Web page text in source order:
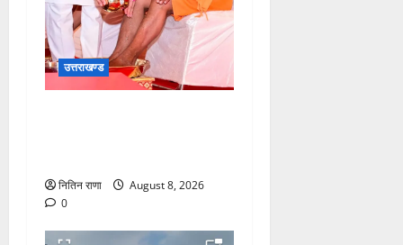
उत्तराखण्ड
नितिन राणा
August 8, 2026
0